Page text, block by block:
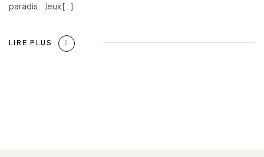
paradis. Jeux […]
LIRE PLUS